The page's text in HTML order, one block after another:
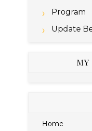
Program
Update
MY
Home